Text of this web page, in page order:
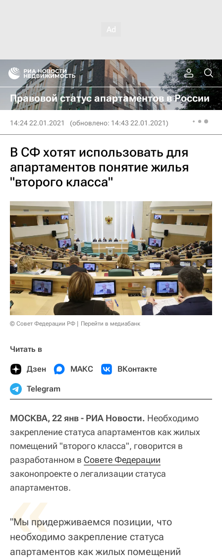
Правовой статус апартаментов в России
14:24 22.01.2021 (обновлено: 14:43 22.01.2021)
В СФ хотят использовать для
апартаментов понятие жилья
"второго класса"
© Совет Федерации РФ Перейти в медиабанк
Читать в
Дзен МАКС ВКонтакте
Telegram
МОСКВА, 22 янв - РИА Новости. Необходимо
закрепление статуса апартаментов как жилых
помещений "второго класса", говорится в
разработанном в Совете Федерации
законопроекте о легализации статуса
апартаментов.
«
"Мы придерживаемся позиции, что
необходимо закрепление статуса
апартаментов как жилых помещений